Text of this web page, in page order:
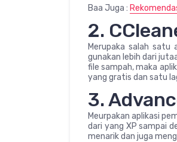
Baa Juga :
2.
Merupaka salah
gunakan lebih dari
file sampah, maka
yang gratis dan satu
3.
Meurpakan aplikasi
dari yang XP sampai
menarik dan juga